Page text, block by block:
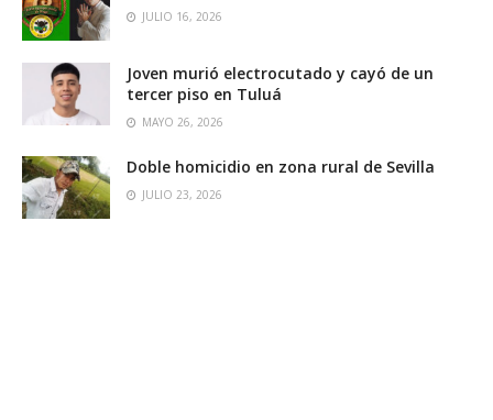
JULIO 16, 2026
Joven murió electrocutado y cayó de un
tercer piso en Tuluá
MAYO 26, 2026
Doble homicidio en zona rural de Sevilla
JULIO 23, 2026